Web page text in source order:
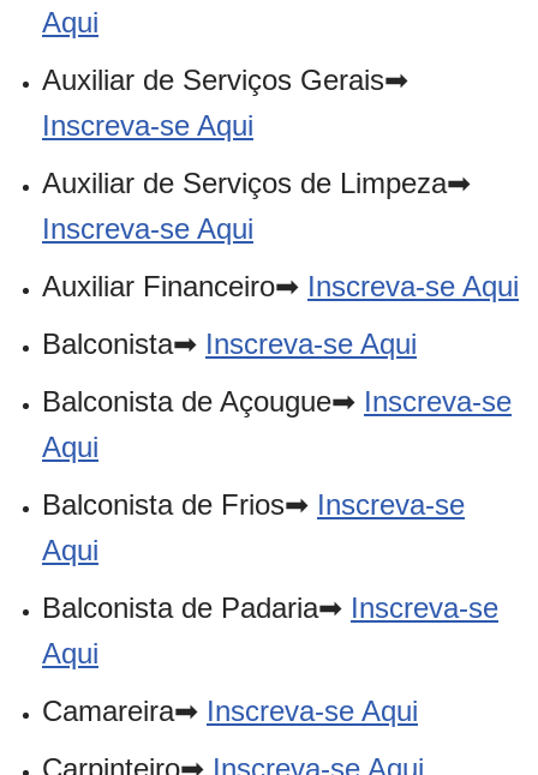
Aqui
Auxiliar de Serviços Gerais➡
Inscreva-se Aqui
Auxiliar de Serviços de Limpeza➡
Inscreva-se Aqui
Auxiliar Financeiro➡ Inscreva-se Aqui
Balconista➡ Inscreva-se Aqui
Balconista de Açougue➡ Inscreva-se
Aqui
Balconista de Frios➡ Inscreva-se
Aqui
Balconista de Padaria➡ Inscreva-se
Aqui
Camareira➡ Inscreva-se Aqui
Carpinteiro➡ Inscreva-se Aqui